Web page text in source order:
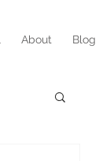
About Blog